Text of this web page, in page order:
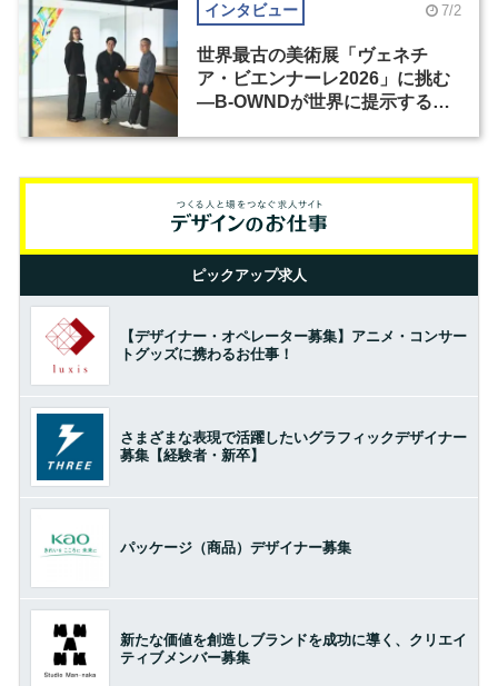
インタビュー 7/2
世界最古の美術展「ヴェネチ
ア・ビエンナーレ2026」に挑む
―B-OWNDが世界に提示する美
ピックアップ求人
【デザイナー・オペレーター募集】アニメ・コンサー
トグッズに携わるお仕事！
さまざまな表現で活躍したいグラフィックデザイナー
募集【経験者・新卒】
パッケージ（商品）デザイナー募集
新たな価値を創造しブランドを成功に導く、クリエイ
ティブメンバー募集